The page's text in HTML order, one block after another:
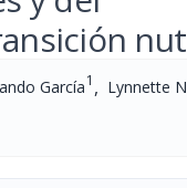
García1 , Lynnette